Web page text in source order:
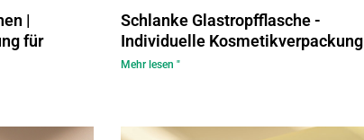
|
für
Schlanke Glastropfflasche -
Individuelle Kosmetikverpackung
Mehr lesen "